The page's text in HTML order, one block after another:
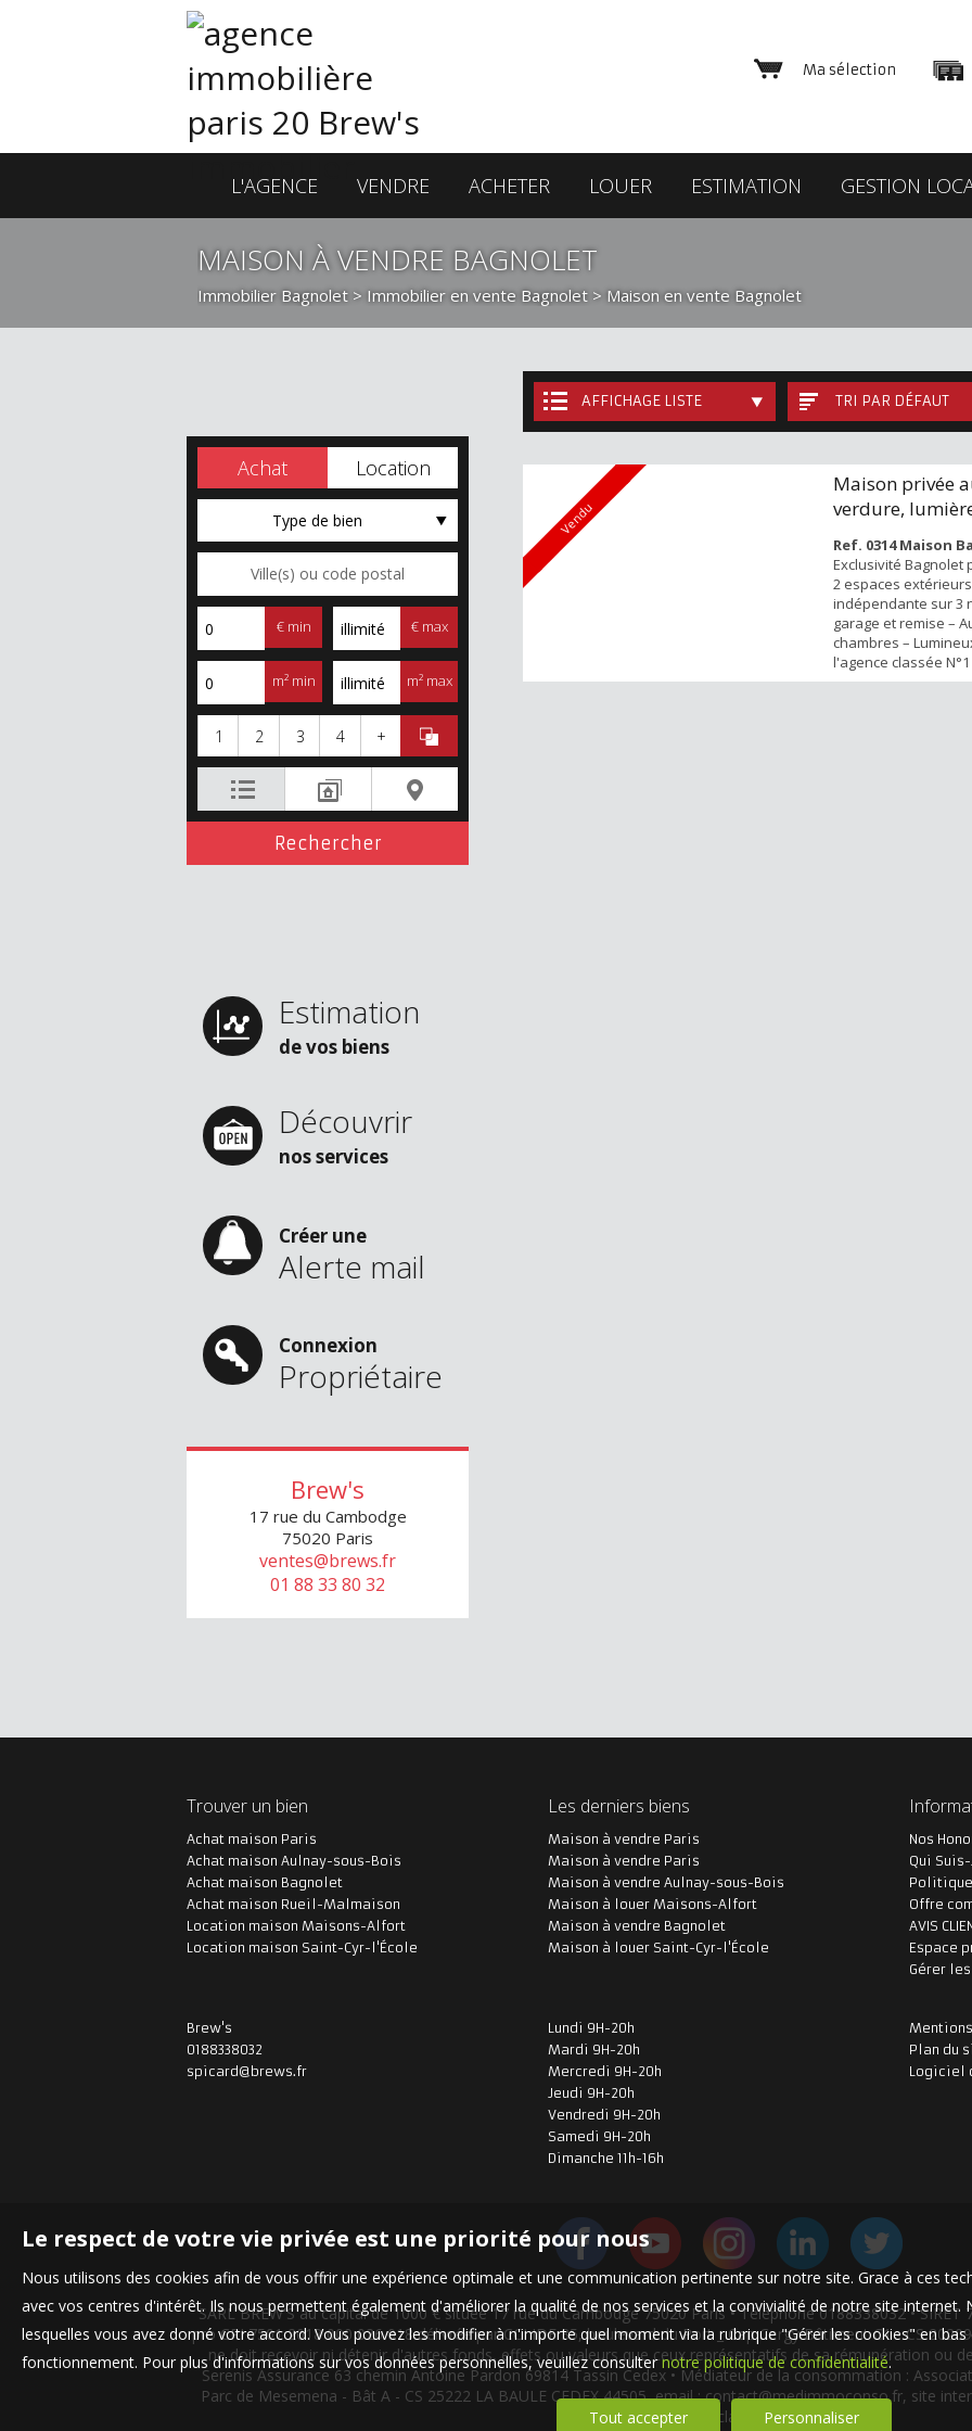
Ma sélection
L'AGENCE VENDRE ACHETER LOUER ESTIMATION GESTION
MAISON À VENDRE BAGNOLET
Immobilier Bagnolet > Immobilier en vente Bagnolet > Maison en vente Bagnolet
Achat Location
Type de bien
€ min € max
m² min m² max
1 2 3 4 +
Estimation
de vos biens
Découvrir
nos services
Créer une
Alerte mail
Connexion
Propriétaire
Brew's
17 rue du Cambodge
75020 Paris
ventes@brews.fr
01 88 33 80 32
AFFICHAGE LISTE TRI PAR DÉFAUT
Vendu
Maison privée
verdure,
a...
Ref. 0314 Maison
Exclusivité Bagnolet
2 espaces
indépendante sur 3
garage et remise –
chambres –
l'agence classée
France en termes
Trouver un bien
Achat maison Paris
Achat maison Aulnay-sous-Bois
Achat maison Bagnolet
Achat maison Rueil-Malmaison
Location maison Maisons-Alfort
Location maison Saint-Cyr-l'École
Les derniers biens
Maison à vendre Paris
Maison à vendre Paris
Maison à vendre Aulnay-sous-Bois
Maison à louer Maisons-Alfort
Maison à vendre Bagnolet
Maison à louer Saint-Cyr-l'École
Nos
Qui Suis-
Offre
AVIS
Espace
Gérer
Brew's
0188338032
spicard@brews.fr
Lundi 9H-20h
Mardi 9H-20h
Mercredi 9H-20h
Jeudi 9H-20h
Vendredi 9H-20h
Samedi 9H-20h
Dimanche 11h-16h
Plan du
Logiciel
SARL BREW'S au capital de 1000 € située 17 rue du Cambodge 75020 Paris • Téléphone 0188338032 • SIRET
pro CPI 7501 2018 000 026 018 délivrée par CCI IDF 35, boulevard du Port _ Cap Cergy Bâtiment C1 - CS
ne doit recevoir ni détenir d'autres fonds, effets ou valeurs que ceux représentatifs de sa rémunération ou
Serenis Assurance 63 chemin Antoine Pardon 69814 Tassin Cedex • Médiateur de la consommation :
Parc de Mesemena - Bât A - CS 25222 LA BAULE CEDEX 44505, email :contact@medimmoconso.fr, site
une-reclamation
Le respect de votre vie privée est une priorité pour nous
Nous utilisons des cookies afin de vous offrir une expérience optimale et une communication pertinente sur notre site. Grace à ces
avec vos centres d'intérêt. Ils nous permettent également d'améliorer la qualité de nos services et la convivialité de notre site
lesquelles vous avez donné votre accord. Vous pouvez les modifier à n'importe quel moment via la rubrique "Gérer les cookies" en
fonctionnement. Pour plus d'informations sur vos données personnelles, veuillez consulternotre politique de confidentialité.
Tout accepter Personnaliser